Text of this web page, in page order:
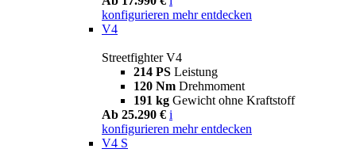
konfigurieren mehr entdecken
V4
Streetfighter V4
214 PS Leistung
120 Nm Drehmoment
191 kg Gewicht ohne Kraftstoff
Ab 25.290 € i
konfigurieren mehr entdecken
V4 S